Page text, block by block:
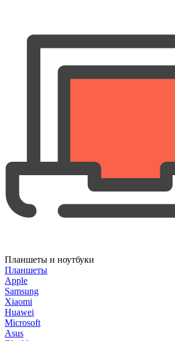
Планшеты и ноутбуки
Планшеты
Apple
Samsung
Xiaomi
Huawei
Microsoft
Asus